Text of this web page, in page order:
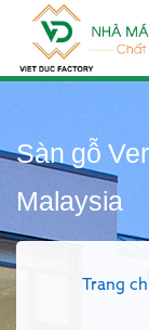
Sàn gỗ
Malaysia
Trang